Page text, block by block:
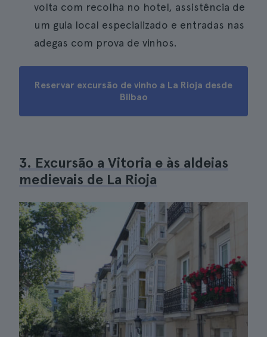
volta com recolha no hotel, assistência de
um guia local especializado e entradas nas
adegas com prova de vinhos.
Reservar excursão de vinho a La Rioja desde
Bilbao
3. Excursão a Vitoria e às aldeias
medievais de La Rioja